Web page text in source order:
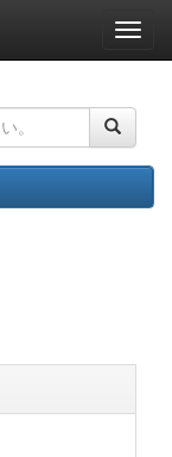
ナ
ビ
ー
ョ
ン